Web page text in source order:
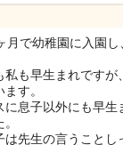
月で幼稚園に入園し
私も早生まれです
す。
に息子以外にも早生
は先生の言うことし